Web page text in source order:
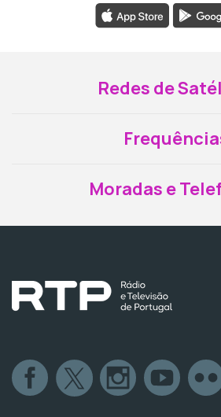
Redes de
Moradas e